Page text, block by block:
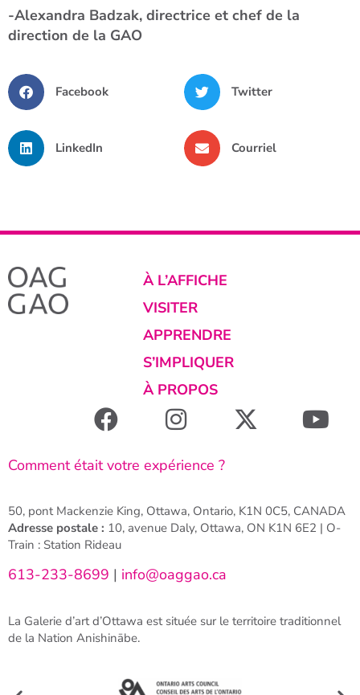
-Alexandra Badzak, directrice et chef de la
direction de la GAO
Facebook Twitter
LinkedIn Courriel
À L’AFFICHE
VISITER
APPRENDRE
S’IMPLIQUER
À PROPOS
Comment était votre expérience ?
50, pont Mackenzie King, Ottawa, Ontario, K1N 0C5, CANADA
Adresse postale : 10, avenue Daly, Ottawa, ON K1N 6E2 | O-
Train : Station Rideau
613-233-8699 | info@oaggao.ca
La Galerie d’art d’Ottawa est située sur le territoire traditionnel
de la Nation Anishinābe.